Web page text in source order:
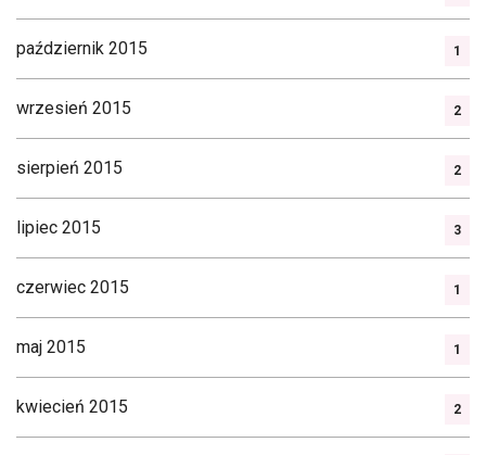
październik 2015 1
wrzesień 2015 2
sierpień 2015 2
lipiec 2015 3
czerwiec 2015 1
maj 2015 1
kwiecień 2015 2